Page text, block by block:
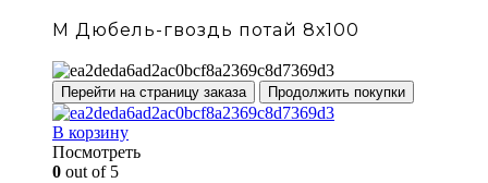
М Дюбель-гвоздь потай 8х100
Перейти на страницу заказа Продолжить покупки
В корзину
Посмотреть
0 out of 5